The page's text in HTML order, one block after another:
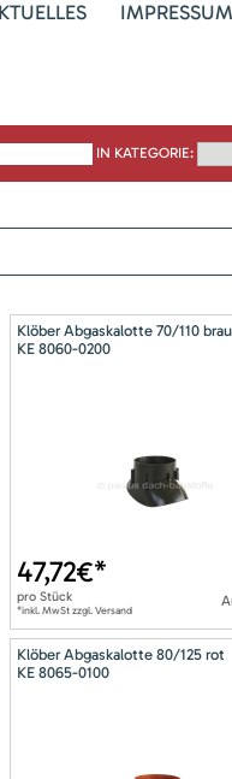
IMPRESSUM
IN KATEGORIE:
Klöber Abgaskalotte 70/110
KE 8060-0200
47,72€*
pro Stück
*inkl. MwSt zzgl. Versand
Klöber Abgaskalotte 80/125 rot
KE 8065-0100